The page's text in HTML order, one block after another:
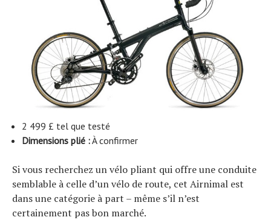
2 499 £ tel que testé
Dimensions plié :À confirmer
Si vous recherchez un vélo pliant qui offre une conduite
semblable à celle d’un vélo de route, cet Airnimal est
dans une catégorie à part – même s’il n’est
certainement pas bon marché.